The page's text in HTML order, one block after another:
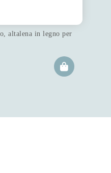
altalena in legno per